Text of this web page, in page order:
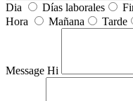
Dia Días laborales
Hora
Mañana Tarde
Message Hi